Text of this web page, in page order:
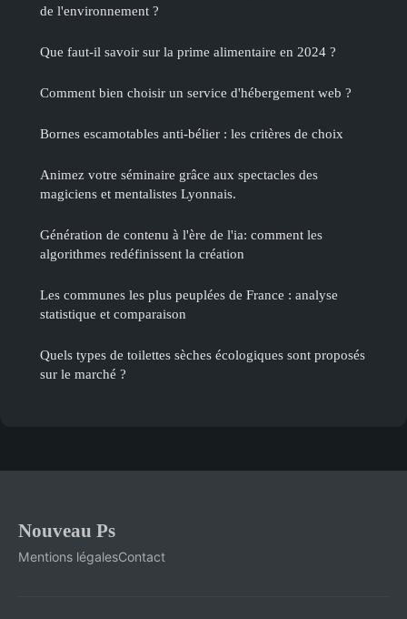
de l'environnement ?
Que faut-il savoir sur la prime alimentaire en 2024 ?
Comment bien choisir un service d'hébergement web ?
Bornes escamotables anti-bélier : les critères de choix
Animez votre séminaire grâce aux spectacles des
magiciens et mentalistes Lyonnais.
Génération de contenu à l'ère de l'ia: comment les
algorithmes redéfinissent la création
Les communes les plus peuplées de France : analyse
statistique et comparaison
Quels types de toilettes sèches écologiques sont proposés
sur le marché ?
Nouveau Ps
Mentions légalesContact